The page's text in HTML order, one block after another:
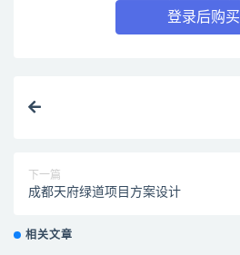
登录后购买
下一篇
成都天府绿道项目方案设计
相关文章